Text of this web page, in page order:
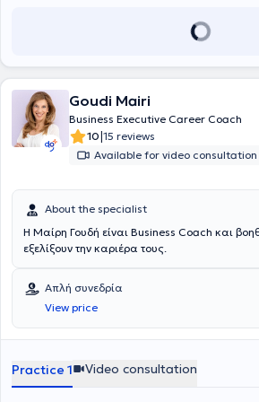
Goudi Mairi
Business Executive Career Coach
10|15 reviews
Available for video consultation
About the specialist
Η Μαίρη Γουδή είναι Βusiness Coach και
εξελίξουν την καριέρα τους.
Απλή συνεδρία
View price
Practice 1 Video consultation